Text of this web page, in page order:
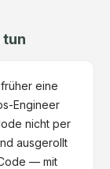
tun
eine
Engineer
nicht per
ausgerollt
— mit